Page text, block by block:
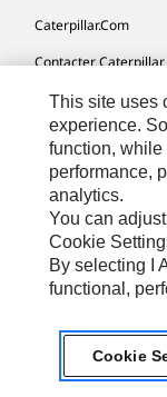
Caterpillar.com
Contacter Caterpillar
Mes Préférences
Plan Du Site
Cookie Settings
Légales
Confidentialité
Europe - Français©
This site uses
experience.
function, while
performance,
analytics.
You can
Cookie
By selecting I
functional,
Cookie